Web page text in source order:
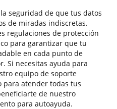
seguridad de que tus datos
de miradas indiscretas.
regulaciones de protección
para garantizar que tu
en cada punto de
Si necesitas ayuda para
equipo de soporte
para atender todas tus
de nuestro
para autoayuda.